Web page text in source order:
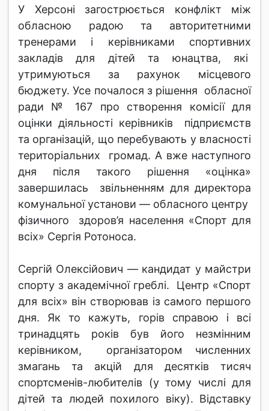
У Херсоні загострюється конфлікт між
обласною радою та авторитетними
тренерами і керівниками спортивних
закладів для дітей та юнацтва, які
утримуються за рахунок місцевого
бюджету. Усе почалося з рішення обласної
ради № 167 про створення комісії для
оцінки діяльності керівників підприємств
та організацій, що перебувають у власності
територіальних громад. А вже наступного
дня після такого рішення «оцінка»
завершилась звільненням для директора
комунальної установи — обласного центру
фізичного здоров’я населення «Спорт для
всіх» Сергія Ротоноса.
Сергій Олексійович — кандидат у майстри
спорту з академічної греблі. Центр «Спорт
для всіх» він створював із самого першого
дня. Як то кажуть, горів справою і всі
тринадцять років був його незмінним
керівником, організатором численних
змагань та акцій для десятків тисяч
спортсменів-любителів (у тому числі для
дітей та людей похилого віку). Відставку